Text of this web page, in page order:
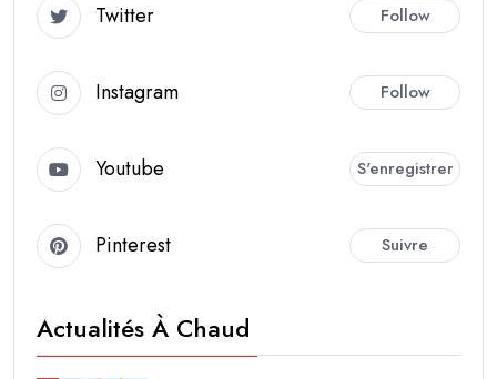
Twitter Follow
Instagram Follow
Youtube S'enregistrer
Pinterest Suivre
Actualités À Chaud